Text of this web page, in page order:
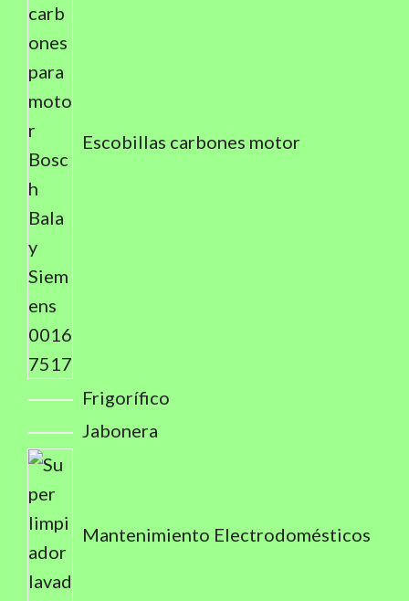
Escobillas carbones motor
Frigorífico
Jabonera
Mantenimiento Electrodomésticos